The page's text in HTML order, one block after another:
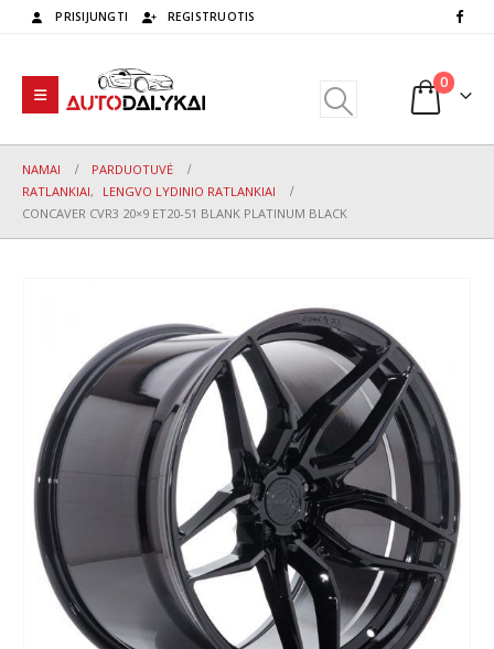
PRISIJUNGTI REGISTRUOTIS
0
NAMAI
PARDUOTUVĖ
RATLANKIAI,
LENGVO LYDINIO RATLANKIAI
CONCAVER CVR3 20×9 ET20-51 BLANK PLATINUM BLACK